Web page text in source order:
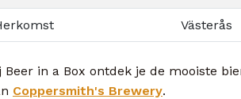
Västerås
Beer in a Box ontdek je de mooiste
Coppersmith's Brewery.